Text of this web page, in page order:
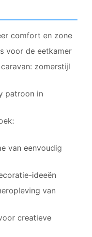
comfort en zone
voor de eetkamer
zomerstijl
patroon in
van eenvoudig
ideeën
van
creatieve